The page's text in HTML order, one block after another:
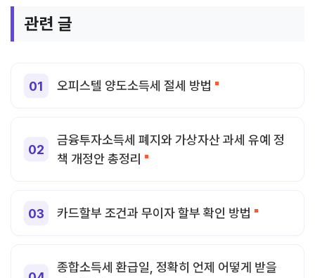
관련 글
오피스텔 양도소득세 절세 방법
금융투자소득세 폐지와 가상자산 과세 유예 정
책 개정안 총정리
카드할부 조건과 무이자 할부 확인 방법
종합소득세 환급일, 정확히 언제 어떻게 받을